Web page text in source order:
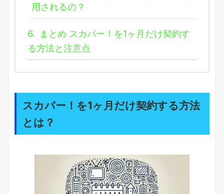
用されるの？
6.
まとめ スカパー！を1ヶ月だけ契約す
る方法と注意点
スカパー！を1ヶ月だけ契約する方法
とは？